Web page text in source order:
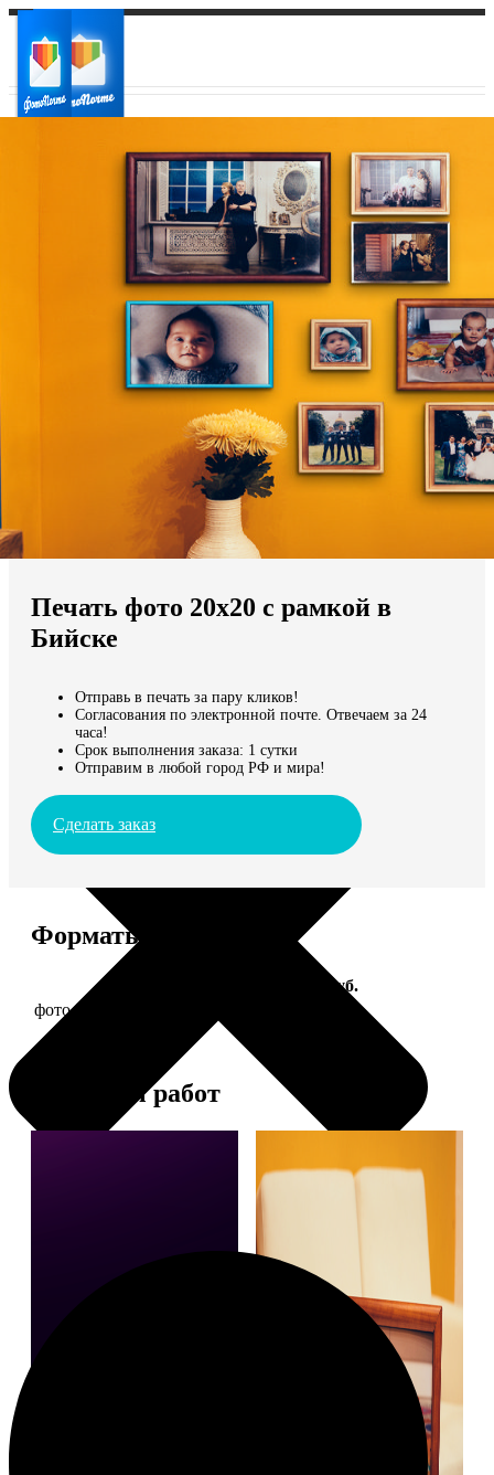
Ваш регион доставки
Выберите из списка:
Мы доставляем по всему миру
Продолжить без города
Печать фото 20х20 с рамкой в
Бийске
Отправь в печать за пару кликов!
Согласования по электронной почте. Отвечаем за 24
часа!
Срок выполнения заказа: 1 сутки
Отправим в любой город РФ и мира!
Сделать заказ
Форматы и цены
Цена, руб.
фото 20х20 в деревянной рамке
Примеры работ